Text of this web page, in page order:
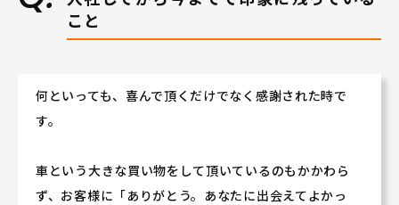
こと
何といっても、喜んで頂くだけでなく感謝された時で
す。
車という大きな買い物をして頂いているのもかかわら
ず、お客様に「ありがとう。あなたに出会えてよかっ